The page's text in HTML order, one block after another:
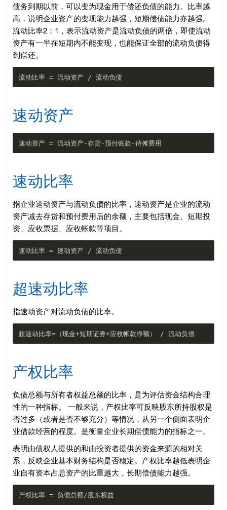
债务到期以前，可以变为现金用于偿还负债的能力。比率越
高，说明企业资产的变现能力越强，短期偿债能力亦越强。
流动比率2：1，表示流动资产是流动负债的两倍，即使流动
资产有一半在短期内不能变现，也能保证全部的流动负债得
到偿还。
速动资产
速动比率
指企业速动资产与流动负债的比率，速动资产是企业的流动
资产减去存货和预付费用后的余额，主要包括现金、短期投
资、应收票据、应收帐款等项目。
超速动比率
指速动资产对流动负债的比率。
产权比率
负债总额与所有者权益总额的比率，是为评估资金结构合理
性的一种指标。 一般来说，产权比率可反映股东所持股权是
否过多（或者是否不够充分）等情况，从另一个侧面表明企
业借款经营的程度。是衡量企业长期偿债能力的指标之一。
表明由债权人提供的和由投资者提供的资金来源的相对关
系，反映企业基本财务结构是否稳定。产权比率越低表明企
业自有资本占总资产的比重越大，长期偿债能力越强。